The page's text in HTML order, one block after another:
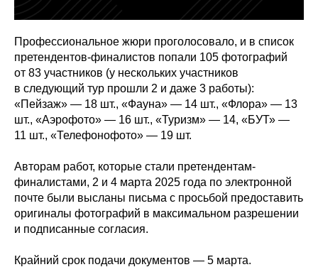
Профессиональное жюри проголосовало, и в список
претендентов-финалистов попали 105 фотографий
от 83 участников (у нескольких участников
в следующий тур прошли 2 и даже 3 работы):
«Пейзаж» — 18 шт., «Фауна» — 14 шт., «Флора» — 13
шт., «Аэрофото» — 16 шт., «Туризм» — 14, «БУТ» —
11 шт., «Телефонофото» — 19 шт.
Авторам работ, которые стали претендентам-
финалистами, 2 и 4 марта 2025 года по электронной
почте были высланы письма с просьбой предоставить
оригиналы фотографий в максимальном разрешении
и подписанные согласия.
Крайний срок подачи документов — 5 марта.